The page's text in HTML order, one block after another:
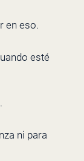
en eso.
esté
ni para